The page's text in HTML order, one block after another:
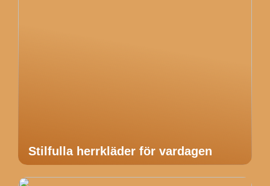
Stilfulla herrkläder för vardagen